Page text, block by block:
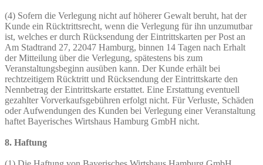
(4) Sofern die Verlegung nicht auf höherer Gewalt beruht, hat der
Kunde ein Rücktrittsrecht, wenn die Verlegung für ihn unzumutbar
ist, welches er durch Rücksendung der Eintrittskarten per Post an
Am Stadtrand 27, 22047 Hamburg, binnen 14 Tagen nach Erhalt
der Mitteilung über die Verlegung, spätestens bis zum
Veranstaltungsbeginn ausüben kann. Der Kunde erhält bei
rechtzeitigem Rücktritt und Rücksendung der Eintrittskarte den
Nennbetrag der Eintrittskarte erstattet. Eine Erstattung eventuell
gezahlter Vorverkaufsgebühren erfolgt nicht. Für Verluste, Schäden
oder Aufwendungen des Kunden bei Verlegung einer Veranstaltung
haftet Bayerisches Wirtshaus Hamburg GmbH nicht.
8. Haftung